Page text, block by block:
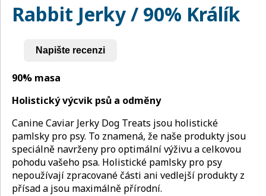
Rabbit Jerky / 90% Králík
Napište recenzi
90% masa
Holistický výcvik psů a odměny
Canine Caviar Jerky Dog Treats jsou holistické
pamlsky pro psy. To znamená, že naše produkty jsou
speciálně navrženy pro optimální výživu a celkovou
pohodu vašeho psa. Holistické pamlsky pro psy
nepoužívají zpracované části ani vedlejší produkty z
přísad a jsou maximálně přírodní.